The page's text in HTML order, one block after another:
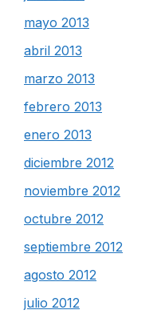
mayo 2013
abril 2013
marzo 2013
febrero 2013
enero 2013
diciembre 2012
noviembre 2012
octubre 2012
septiembre 2012
agosto 2012
julio 2012